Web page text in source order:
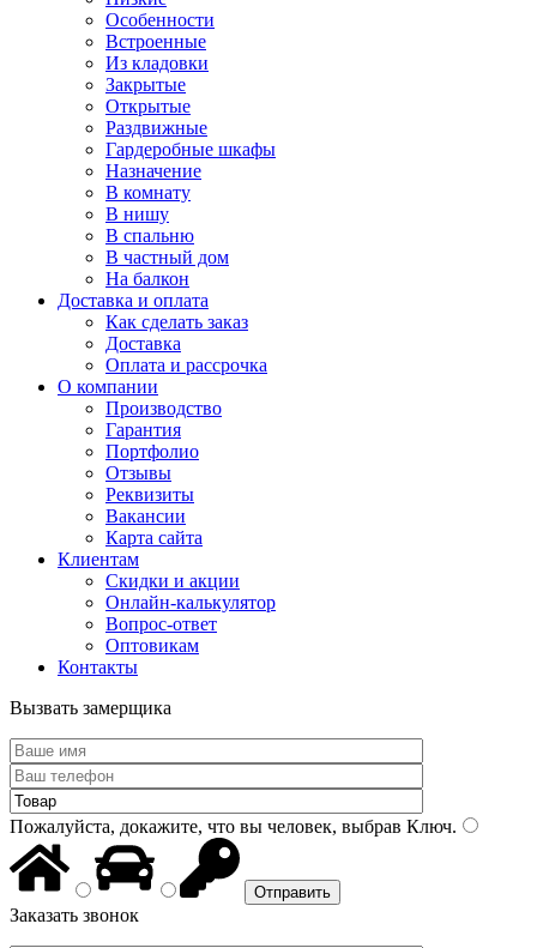
Особенности
Встроенные
Из кладовки
Закрытые
Открытые
Раздвижные
Гардеробные шкафы
Назначение
В комнату
В нишу
В спальню
В частный дом
На балкон
Доставка и оплата
Как сделать заказ
Доставка
Оплата и рассрочка
О компании
Производство
Гарантия
Портфолио
Отзывы
Реквизиты
Вакансии
Карта сайта
Клиентам
Скидки и акции
Онлайн-калькулятор
Вопрос-ответ
Оптовикам
Контакты
Вызвать замерщика
Пожалуйста, докажите, что вы человек, выбрав Ключ.
Заказать звонок